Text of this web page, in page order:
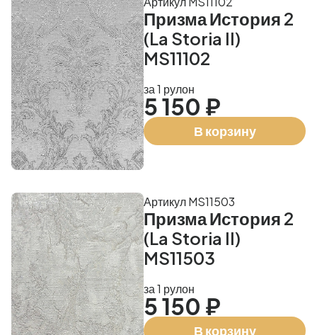
Призма История 2
(La Storia II)
MS11102
за 1 рулон
5 150 ₽
В корзину
Призма История 2
(La Storia II)
MS11503
Артикул MS11503
за 1 рулон
5 150 ₽
В корзину